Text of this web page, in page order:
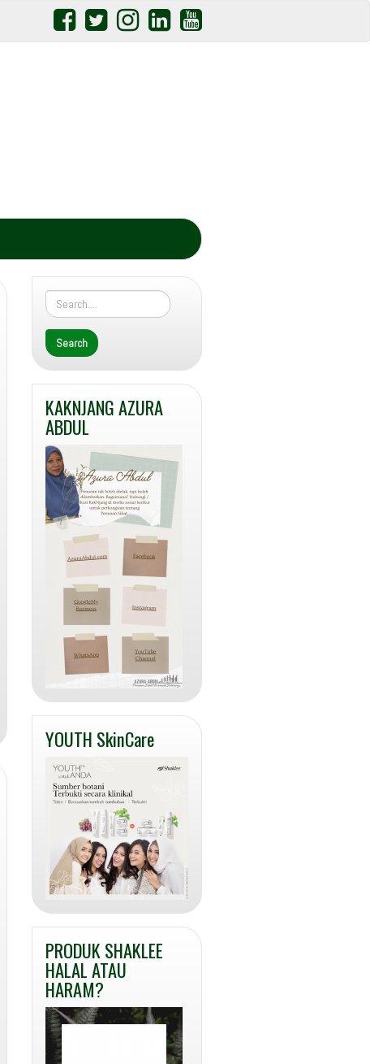
KAKNJANG AZURA
ABDUL
YOUTH SkinCare
PRODUK SHAKLEE
HALAL ATAU
HARAM?